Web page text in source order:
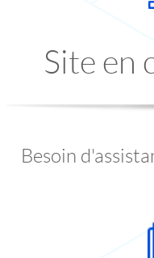
Site en
Besoin